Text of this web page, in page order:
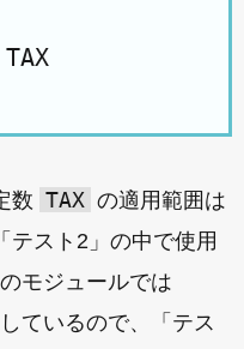
TAX
数 TAX の適用範囲は
テスト2」の中で使用
モジュールでは
ているので、「テス